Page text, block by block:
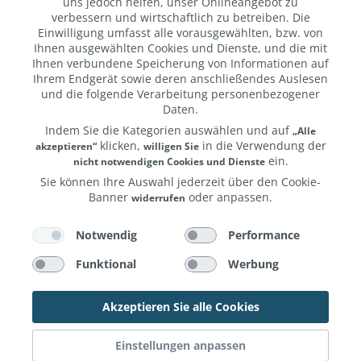
-400,00 €
RP 2539 B-Ware// Apple
Core CPU 10-Core GPU -
Schwarz - 2024
1.499,00 €*
-130,00 €
RP 2543 // Macbook Neo
Core GPU - 8 GB - 256
GB SSD - Silber - 2026 -
UVP:
669,00 €*
-130,00 €
verbessern und wirtschaftlich zu betreiben. Die
Einwilligung umfasst alle vorausgewählten, bzw. von
Ihnen ausgewählten Cookies und Dienste, und die mit
Ihnen verbundene Speicherung von Informationen auf
Ihrem Endgerät sowie deren anschließendes Auslesen
und die folgende Verarbeitung personenbezogener
Daten.
Indem Sie die Kategorien auswählen und auf„Alle
akzeptieren“klicken, willigen Siein die Verwendung der
nicht notwendigen Cookies und Diensteein.
Sie können Ihre Auswahl jederzeit über den Cookie-
Banner widerrufen oder anpassen.
Datenschutzerklärung und unseremImpressum.
Notwendig
Performance
Funktional
Werbung
Akzeptieren Sie alle Cookies
Einstellungen anpassen